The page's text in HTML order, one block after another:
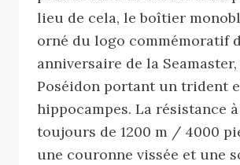
lieu de cela, le boîtier
orné du logo commémoratif
anniversaire de la
Poséidon portant un trident
hippocampes. La résistance à
toujours de 1200 m / 4000
une couronne vissée et une